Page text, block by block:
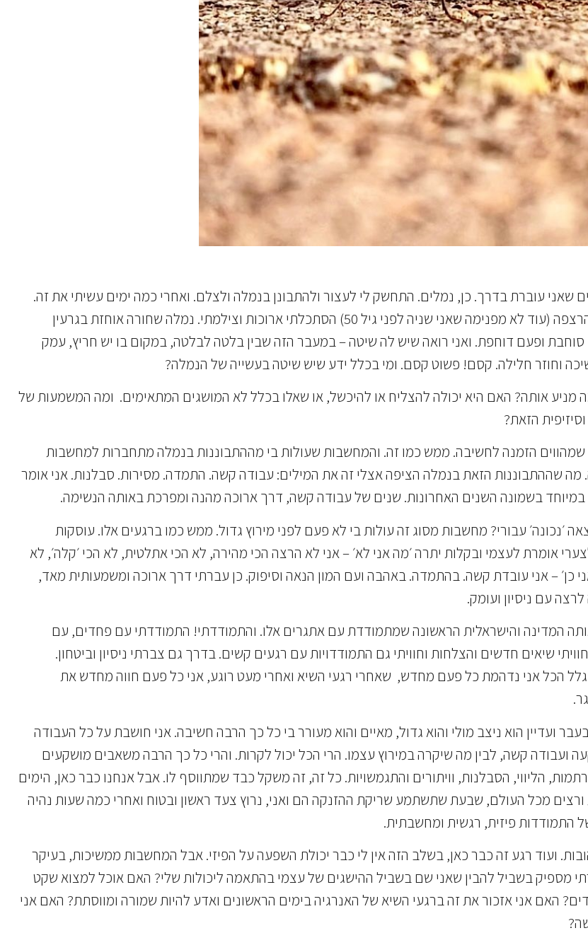
עוברת בדרך. כן, נמלים. התחשק לי לעצור ולהתבונן בנמלה ולצלם. ואחרי כמה ימים עשיתי את זה.
כמו שאני עושה תמיד, ברגע מסוים בחרתי לי נמלה, השתטחתי על הרצפה (עוד לא מפנימה שאני שניה לפני גיל 50) הסתכלתי ארוכות וצילמתי. נמלה שחורה אוחזת בגרעין
ופעם דוחפת. ואני רואה שיש לה שיטה – במעבר הזה שבין בלטה לבלטה, במקום בו יש חריץ, עמק
וחוזר חלילה. קסם! פשוט קסם. ומי בכלל ידע שיש שיטה בעשייה של הנמלה?
אותה? האם היא יכולה להצליח או להיכשל, או שאלו בכלל לא המושגים המתאימים. ומה המשמעות של
הזאת?
שמהווים הזמנה לחשיבה. ממש כמו זה. והמחשבות שעולות בי מההתבוננות בנמלה מתחברות למחשבות
מה שההתבוננות הזאת בנמלה הציפה אצלי זה את המילים: עבודה קשה. התמדה. מסירות. סבלנות. אני אומר
במיוחד בשמונה השנים האחרונות. שנים של עבודה קשה, דרך ארוכה מהנה ומפרכת באותה הנשימה.
׳נכונה׳ עבורי? מחשבות מסוג זה עולות בי לא פעם לפני מירוץ גדול. ממש כמו ברגעים אלו. עוסקות
אומרת לעצמי ובקלות יתרה ׳מה אני לא׳ – אני לא הרצה הכי מהירה, לא הכי אתלטית, לא הכי ׳קלה׳, לא
כן׳ – אני עובדת קשה. בהתמדה. באהבה ועם המון הנאה וסיפוק. כן עברתי דרך ארוכה ומשמעותית מאד,
עם ניסיון ועומק.
המדינה והישראלית הראשונה שמתמודדת עם אתגרים אלו. והתמודדתי! התמודדתי עם פחדים, עם
שיאים חדשים והצלחות וחוויתי גם התמודדויות עם רגעים קשים. בדרך גם צברתי ניסיון וביטחון.
הכל אני נדהמת כל פעם מחדש, שאחרי רגעי השיא ואחרי מעט רוגע, אני כל פעם חווה מחדש את
ועדיין הוא ניצב מולי והוא גדול, מאיים והוא מעורר בי כל כך הרבה חשיבה. אני חושבת על כל העבודה
ועבודה קשה, לבין מה שיקרה במירוץ עצמו. הרי הכל יכול לקרות. והרי כל כך הרבה משאבים מושקעים
הליווי, הסבלנות, וויתורים והתגמשויות. כל זה, זה משקל כבד שמתווסף לו. אבל אנחנו כבר כאן, הימים
ורצים מכל העולם, שבעת שתשתמע שריקת ההזנקה הם ואני, נרוץ צעד ראשון ובטוח ואחרי כמה שעות נהיה
התמודדות פיזית, רגשית ומחשבתית.
ועוד רגע זה כבר כאן, בשלב הזה אין לי כבר יכולת השפעה על הפיזי. אבל המחשבות ממשיכות, בעיקר
מספיק בשביל להבין שאני שם בשביל ההישגים של עצמי בהתאמה ליכולות שלי? האם אוכל למצוא שקט
האם אני אזכור את זה ברגעי השיא של האנרגיה בימים הראשונים ואדע להיות שמורה ומווסתת? האם אני